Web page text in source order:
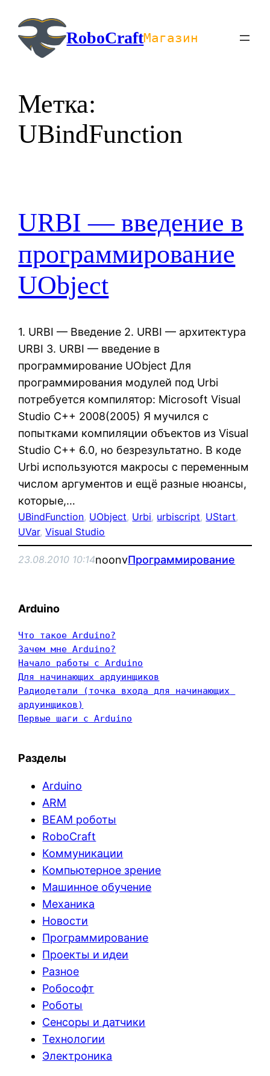
содержимомуRoboCraftМагазин
Метка:
UBindFunction
URBI — введение в
программирование
UObject
1. URBI — Введение 2. URBI — архитектура
URBI 3. URBI — введение в
программирование UObject Для
программирования модулей под Urbi
потребуется компилятор: Microsoft Visual
Studio C++ 2008(2005) Я мучился с
попытками компиляции объектов из Visual
Studio C++ 6.0, но безрезультатно. В коде
Urbi используются макросы с переменным
числом аргументов и ещё разные нюансы,
которые,…
UBindFunction, UObject, Urbi, urbiscript, UStart
UVar, Visual Studio
23.08.2010 10:14noonvПрограммирование
Arduino
Что такое Arduino?
Зачем мне Arduino?
Начало работы с Arduino
Для начинающих ардуинщиков
Радиодетали (точка входа для начинающих
ардуинщиков)
Первые шаги с Arduino
Разделы
Arduino
ARM
BEAM роботы
RoboCraft
Коммуникации
Компьютерное зрение
Машинное обучение
Механика
Новости
Программирование
Проекты и идеи
Разное
Робософт
Роботы
Сенсоры и датчики
Технологии
Электроника